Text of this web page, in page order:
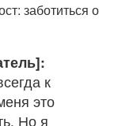
заботиться о
к
это
Но я